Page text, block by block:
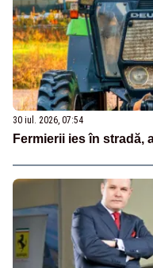
30 iul. 2026, 07:54
Fermierii ies în stradă,